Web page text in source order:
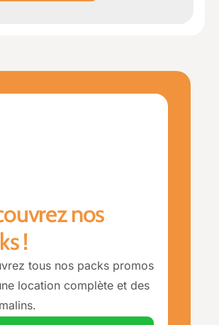
nos
!
tous nos packs promos
location complète et des